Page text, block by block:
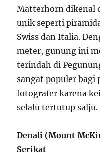
Matterhorn dikenal
unik seperti
Swiss dan Italia.
meter, gunung ini
terindah di
sangat populer bagi
fotografer karena
selalu tertutup salju.
Denali (Mount
Serikat